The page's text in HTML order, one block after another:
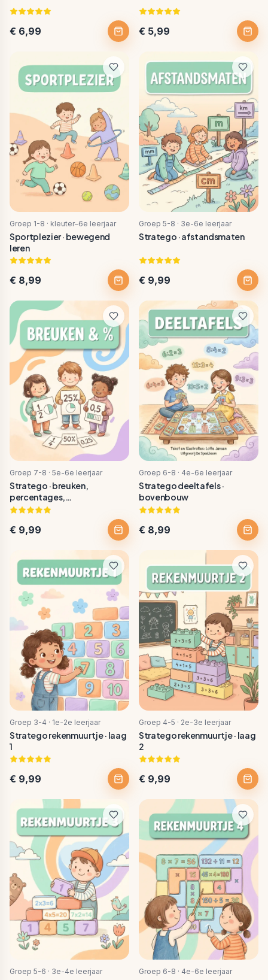
€ 6,99 € 5,99
Groep 1-8 · kleuter–6e leerjaar
Sportplezier · bewegend
leren
€ 8,99
Groep 5-8 · 3e-6e leerjaar
Stratego · afstandsmaten
€ 9,99
Groep 7-8 · 5e-6e leerjaar
Stratego · breuken,
percentages,
kommagetallen
€ 9,99
Groep 6-8 · 4e-6e leerjaar
Stratego deeltafels ·
bovenbouw
€ 8,99
Groep 3-4 · 1e-2e leerjaar
Stratego rekenmuurtje · laag
1
€ 9,99
Groep 4-5 · 2e-3e leerjaar
Stratego rekenmuurtje · laag
2
€ 9,99
Groep 5-6 · 3e-4e leerjaar Groep 6-8 · 4e-6e leerjaar